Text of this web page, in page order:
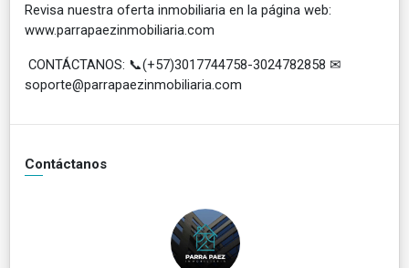
Revisa nuestra oferta inmobiliaria en la página web:
www.parrapaezinmobiliaria.com
CONTÁCTANOS: 📞(+57)3017744758-3024782858 ✉
soporte@parrapaezinmobiliaria.com
Contáctanos